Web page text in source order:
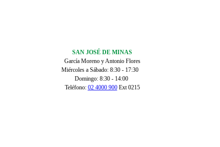
SAN JOSÉ DE MINAS
García Moreno y Antonio Flores
Miércoles a Sábado: 8:30 - 17:30
Domingo: 8:30 - 14:00
Teléfono: 02 4000 900Ext 0215